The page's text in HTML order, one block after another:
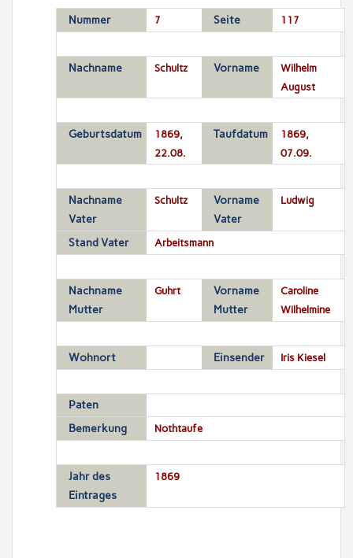
Nummer 7 Seite 117
Nachname Schultz Vorname
Wilhelm
August
Geburtsdatum
1869,
22.08.
Taufdatum
1869,
07.09.
Nachname
Vater
Schultz
Vorname
Vater
Ludwig
Stand Vater Arbeitsmann
Nachname
Mutter
Guhrt
Vorname
Mutter
Caroline
Wilhelmine
Wohnort Einsender Iris Kiesel
Paten
Bemerkung
Nothtaufe
Jahr des
Eintrages
1869